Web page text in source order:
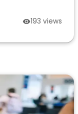
193 views